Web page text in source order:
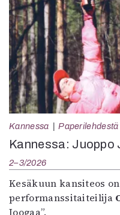
Kannessa Paperilehdestä
Kannessa: Juoppo
2–3/2026
Kesäkuun kansiteos
performanssitaiteilija
Joogaa”.